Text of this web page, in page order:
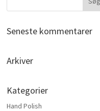
Seneste kommentarer
Arkiver
Kategorier
Hand Polish